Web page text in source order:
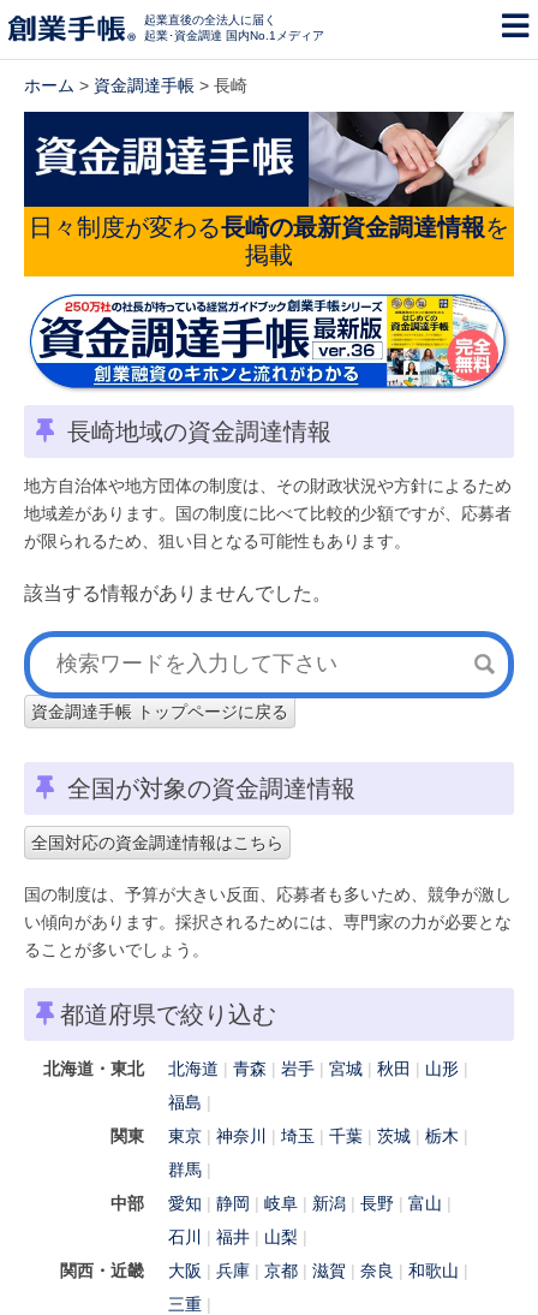
起業直後の全法人に届く
起業･資金調達 国内No.1メディア
ホーム > 資金調達手帳 > 長崎
日々制度が変わる長崎の最新資金調達情報を
掲載
長崎地域の資金調達情報
地方自治体や地方団体の制度は、その財政状況や方針によるため
地域差があります。国の制度に比べて比較的少額ですが、応募者
が限られるため、狙い目となる可能性もあります。
該当する情報がありませんでした。
資金調達手帳 トップページに戻る
全国が対象の資金調達情報
全国対応の資金調達情報はこちら
国の制度は、予算が大きい反面、応募者も多いため、競争が激し
い傾向があります。採択されるためには、専門家の力が必要とな
ることが多いでしょう。
都道府県で絞り込む
北海道・東北 北海道 青森 岩手 宮城 秋田
山形
福島
関東
東京 神奈川 埼玉 千葉 茨城
栃木
群馬
中部
愛知 静岡 岐阜 新潟 長野
富山
石川
福井
山梨
関西・近畿
大阪 兵庫 京都 滋賀 奈良
和歌山
三重